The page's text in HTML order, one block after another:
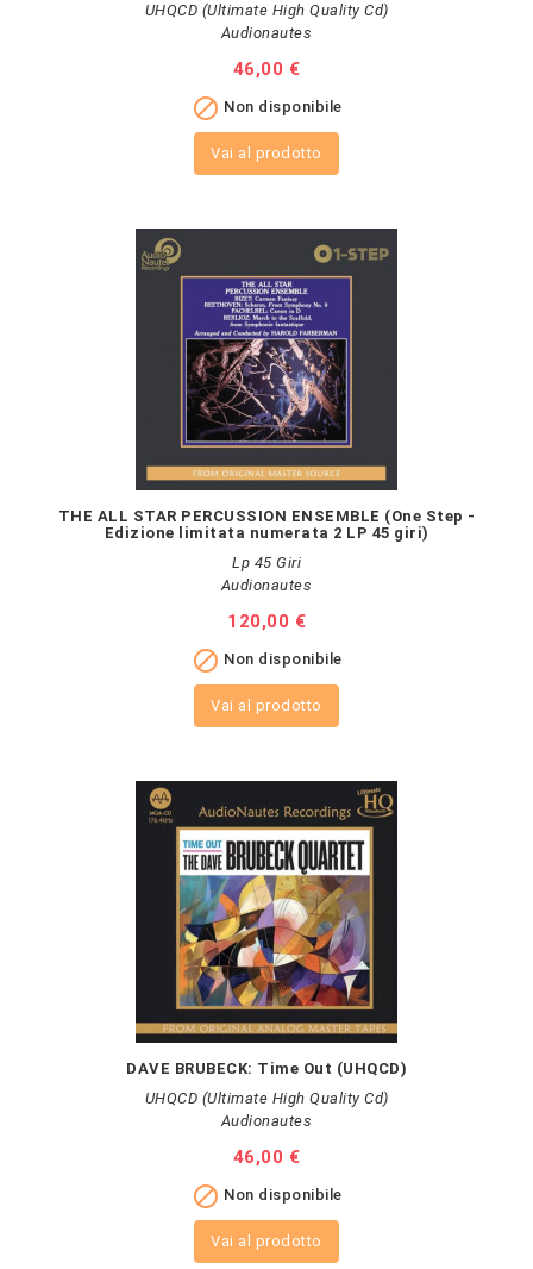
UHQCD (Ultimate High Quality Cd)
Audionautes
Prezzo
46,00 €
 Non disponibile
Vai al prodotto
THE ALL STAR PERCUSSION ENSEMBLE (One Step -
Edizione limitata numerata 2 LP 45 giri)
Lp 45 Giri
Audionautes
Prezzo
120,00 €
 Non disponibile
Vai al prodotto
DAVE BRUBECK: Time Out (UHQCD)
UHQCD (Ultimate High Quality Cd)
Audionautes
Prezzo
46,00 €
 Non disponibile
Vai al prodotto